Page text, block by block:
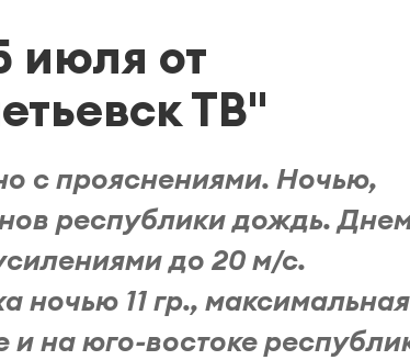
июля от
ТВ"
с прояснениями. Ночью,
республики дождь.
до 20 м/с.
ночью 11 гр., максимальная
и на юго-востоке